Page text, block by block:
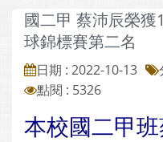
國二甲 蔡沛辰榮
球錦標賽第二名
日期 : 2022-10-13
點閱 : 5326
本校國二甲